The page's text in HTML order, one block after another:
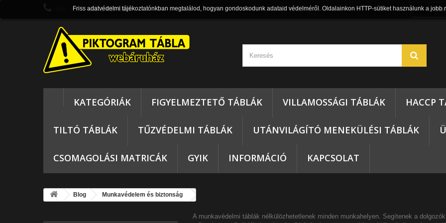
Hívj most: +36 1 430 0820
KATEGÓRIÁK FIGYELMEZTETŐ TÁBLÁK VILLAMOSSÁGI TÁBLÁK HACCP
TILTÓ TÁBLÁK TŰZVÉDELMI TÁBLÁK UTÁNVILÁGÍTÓ MENEKÜLÉSI TÁBLÁK
CSOMAGOLÁSI MATRICÁK GYIK INFORMÁCIÓ KAPCSOLAT
Friss adatvédelmi tájékoztatónkban megtalálod, hogyan gondoskodunk adataid védelméről. Oldalainkon HTTP-sütiket használunk a jobb
Blog Munkavédelem és biztonság
A munkavédelmi táblák nélkülözhetetlenek minden munkahelyen. Segítenek a